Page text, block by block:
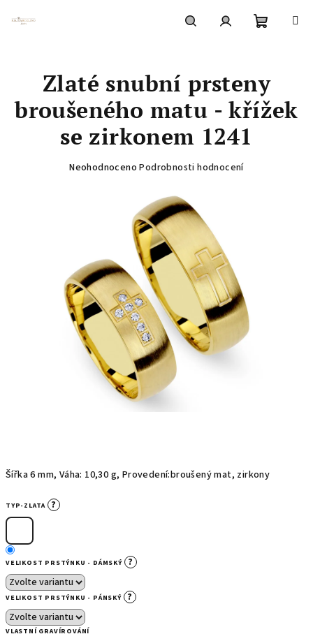
košík
Šířka 6 mm, Váha: 10,30 g, Provedení:broušený mat, zirkony
TYP-ZLATA ?
VELIKOST PRSTÝNKU - DÁMSKÝ ?
VELIKOST PRSTÝNKU - PÁNSKÝ ?
VLASTNÍ GRAVÍROVÁNÍ
Zlaté snubní prsteny
broušeného matu - křížek
se zirkonem 1241
Průměrné
hvězdiček.
Neohodnoceno Podrobnosti hodnocení